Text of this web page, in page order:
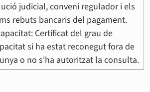
judicial, conveni regulador i els
rebuts bancaris del pagament.
Certificat del grau de
si ha estat reconegut fora de
o no s'ha autoritzat la consulta.